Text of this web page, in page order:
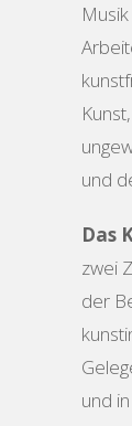
und
Das
zwei
der
und